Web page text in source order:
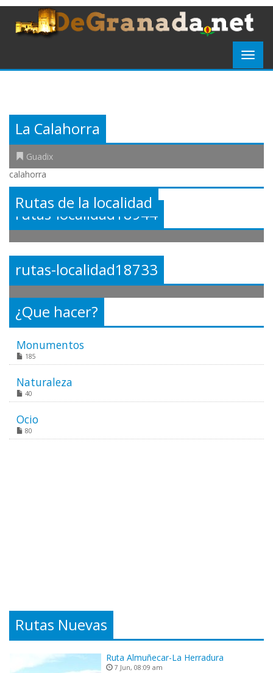
La Calahorra
Guadix
calahorra
Rutas de la localidad
rutas-localidad18944
rutas-localidad18733
¿Que hacer?
Monumentos
185
Naturaleza
40
Ocio
80
Rutas Nuevas
Ruta Almuñecar-La Herradura
7 Jun, 08:09 am